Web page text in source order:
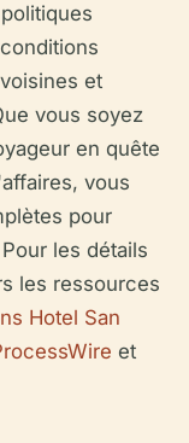
et
vous soyez
en quête
vous
pour
les détails
les ressources
Hotel San
et